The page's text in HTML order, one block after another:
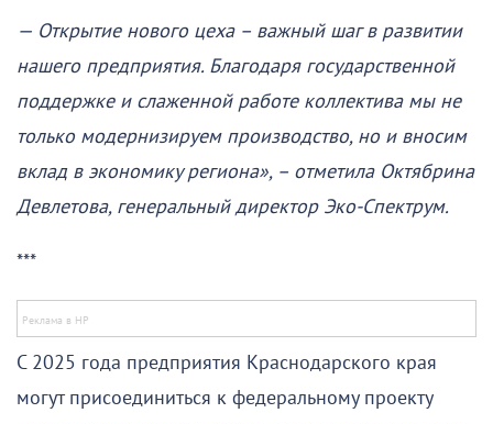
— Открытие нового цеха – важный шаг в развитии
нашего предприятия. Благодаря государственной
поддержке и слаженной работе коллектива мы не
только модернизируем производство, но и вносим
вклад в экономику региона», – отметила Октябрина
Девлетова, генеральный директор Эко-Спектрум.
***
С 2025 года предприятия Краснодарского края
могут присоединиться к федеральному проекту